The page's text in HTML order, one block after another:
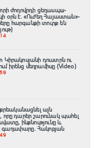
ժողովրդի ցեղասպш-
օրն է․ «Ուժեղ Հայաստան»-
հարգանքի տուրք են
դուստրն ու
իրենց մեղրամիսը (Video)
քրեականացնել այն
որը դարեր շարունակ պահել
ինքնությունը և
Հակոբյան